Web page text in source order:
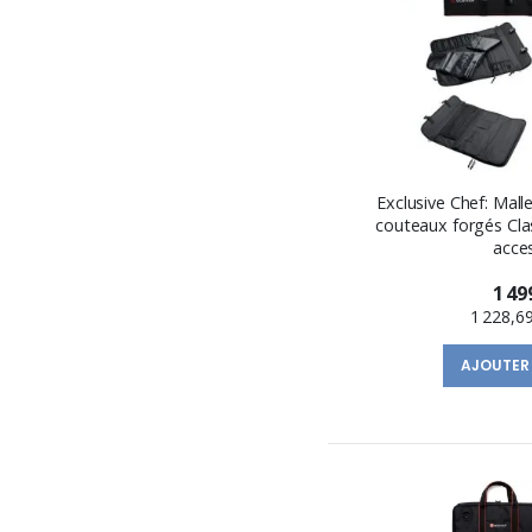
Exclusive Chef:
couteaux forgés
1
1